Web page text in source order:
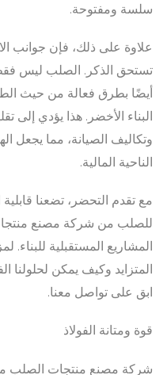
سلسة ومفتوحة.
علاوة على ذلك، فإن جوانب
تستحق الذكر. الصلب ليس فقط
أيضًا بطرق فعالة من حيث
البناء الأخضر. هذا يؤدي إلى
وتكاليف الصيانة، مما يجعل
الناحية المالية.
مع تقدم التحضر، تضعنا
للصلب من شركة مصنع
المشاريع المستقبلية للبناء.
المتزايد وكيف يمكن لحلولنا
ابق على تواصل معنا.
قوة ومتانة الفولاذ
شركة مصنع منتجات الصلب